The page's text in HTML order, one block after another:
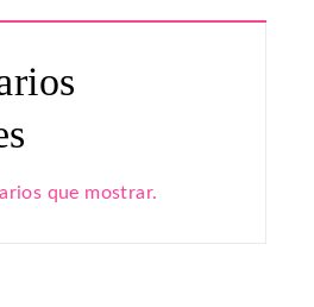
que mostrar.